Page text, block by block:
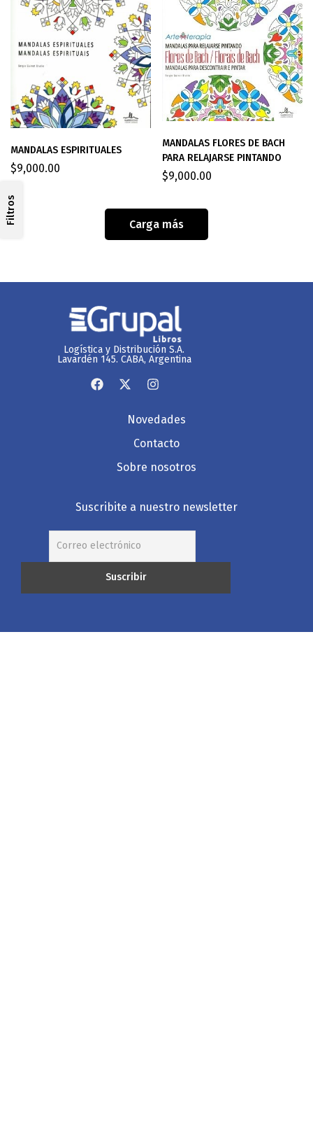
Filtros
MANDALAS ESPIRITUALES
$9,000.00
MANDALAS FLORES DE BACH
PARA RELAJARSE PINTANDO
$9,000.00
Carga más
Logística y Distribución S.A.
Lavardén 145. CABA, Argentina
Novedades
Contacto
Sobre nosotros
Suscribite a nuestro newsletter